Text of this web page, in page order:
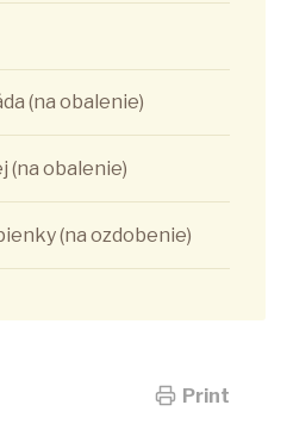
(na obalenie)
(na obalenie)
(na ozdobenie)
Print